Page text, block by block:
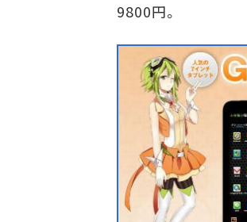
9800円。